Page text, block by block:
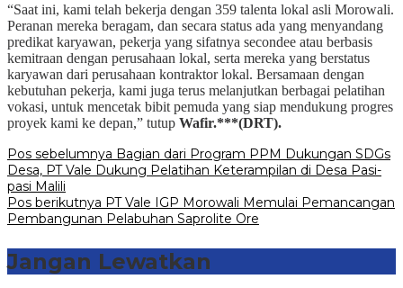
“Saat ini, kami telah bekerja dengan 359 talenta lokal asli Morowali.
Peranan mereka beragam, dan secara status ada yang menyandang
predikat karyawan, pekerja yang sifatnya secondee atau berbasis
kemitraan dengan perusahaan lokal, serta mereka yang berstatus
karyawan dari perusahaan kontraktor lokal. Bersamaan dengan
kebutuhan pekerja, kami juga terus melanjutkan berbagai pelatihan
vokasi, untuk mencetak bibit pemuda yang siap mendukung progres
proyek kami ke depan,” tutup Wafir.***(DRT).
Navigasi
pos
Pos sebelumnya Bagian dari Program PPM Dukungan SDGs
Desa, PT Vale Dukung Pelatihan Keterampilan di Desa Pasi-
pasi Malili
Pos berikutnya PT Vale IGP Morowali Memulai Pemancangan
Pembangunan Pelabuhan Saprolite Ore
Jangan Lewatkan